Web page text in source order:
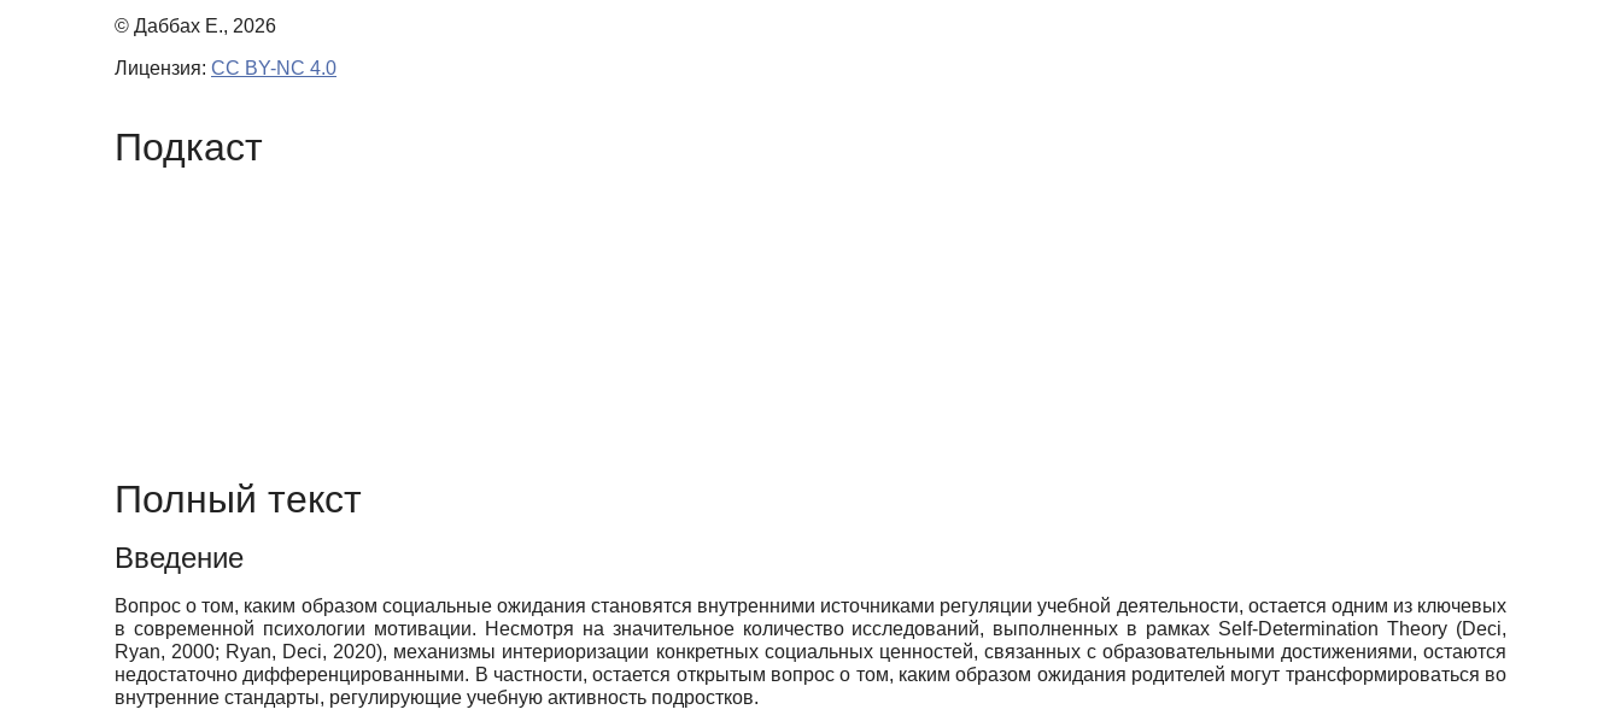
© Даббах Е., 2026
Лицензия: CC BY-NC 4.0
Подкаст
Полный текст
Введение
Вопрос о том, каким образом социальные ожидания становятся внутренними источниками регуляции учебной деятельности, остается одним из ключевых
в современной психологии мотивации. Несмотря на значительное количество исследований, выполненных в рамках Self-Determination Theory (Deci,
Ryan, 2000; Ryan, Deci, 2020), механизмы интериоризации конкретных социальных ценностей, связанных с образовательными достижениями, остаются
недостаточно дифференцированными. В частности, остается открытым вопрос о том, каким образом ожидания родителей могут трансформироваться во
внутренние стандарты, регулирующие учебную активность подростков.